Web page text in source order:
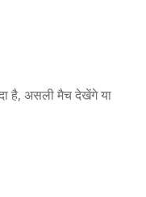
है, असली मैच देखेंगे या